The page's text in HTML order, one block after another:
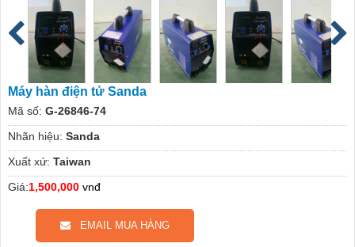
Máy hàn điện tử Sanda
Mã số: G-26846-74
Nhãn hiệu: Sanda
Xuất xứ: Taiwan
Giá:1,500,000 vnđ
EMAIL MUA HÀNG